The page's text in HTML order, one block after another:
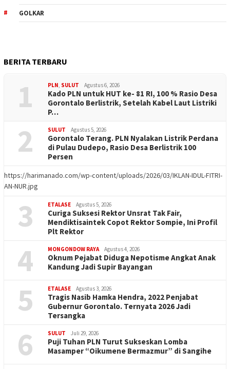
GOLKAR
BERITA TERBARU
1 PLN SULUT Agustus 6, 2026
Kado PLN untuk HUT ke- 81 RI, 100 % Rasio Desa
Gorontalo Berlistrik, Setelah Kabel Laut Listriki
P…
2 SULUT Agustus 5, 2026
Gorontalo Terang. PLN Nyalakan Listrik Perdana
di Pulau Dudepo, Rasio Desa Berlistrik 100
Persen
https://harimanado.com/wp-content/uploads/2026/03/IKLAN-IDUL-FITRI-
AN-NUR.jpg
3 ETALASE Agustus 5, 2026
Curiga Suksesi Rektor Unsrat Tak Fair,
Mendiktisaintek Copot Rektor Sompie, Ini Profil
Plt Rektor
4 MONGONDOW RAYA Agustus 4, 2026
Oknum Pejabat Diduga Nepotisme Angkat Anak
Kandung Jadi Supir Bayangan
5 ETALASE Agustus 3, 2026
Tragis Nasib Hamka Hendra, 2022 Penjabat
Gubernur Gorontalo. Ternyata 2026 Jadi
Tersangka
6 SULUT Juli 29, 2026
Puji Tuhan PLN Turut Sukseskan Lomba
Masamper “Oikumene Bermazmur” di Sangihe